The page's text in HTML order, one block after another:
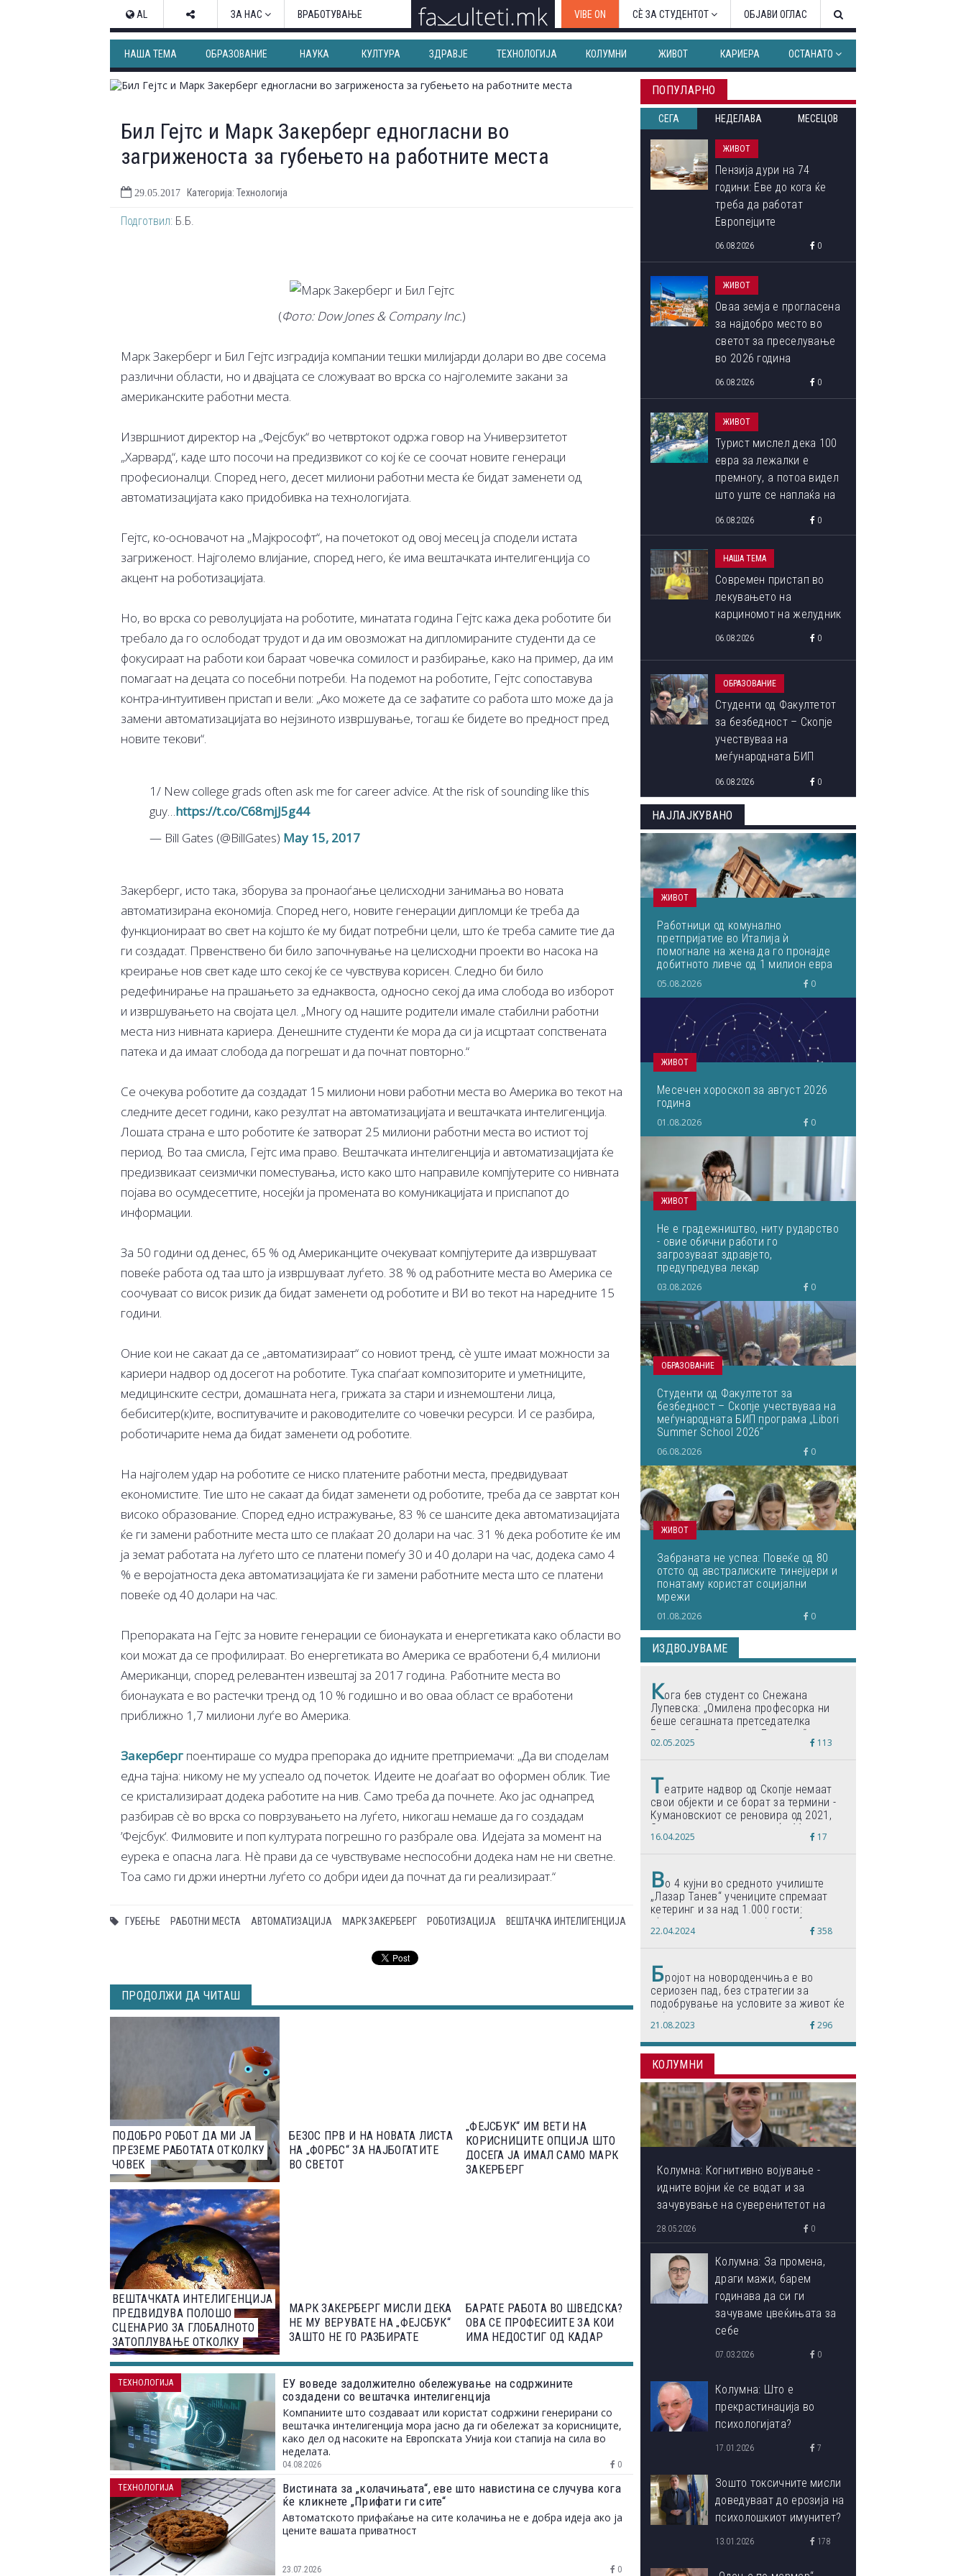
AL ЗА НАС ВРАБОТУВАЊЕ VIBE ON СЀ ЗА СТУДЕНТОТ ОБЈАВИ ОГЛАС
НАША ТЕМА ОБРАЗОВАНИЕ НАУКА КУЛТУРА ЗДРАВЈЕ ТЕХНОЛОГИЈА КОЛУМНИ ЖИВОТ КАРИЕРА ОСТАНАТО
Бил Гејтс и Марк Закерберг едногласни во
загриженоста за губењето на работните места
29.05.2017 Категорија: Технологија
Подготвил: Б.Б.
(Фото: Dow Jones & Company Inc.)
Марк Закерберг и Бил Гејтс изградија компании тешки милијарди долари во две сосема
различни области, но и двајцата се сложуваат во врска со најголемите закани за
американските работни места.
Извршниот директор на „Фејсбук“ во четвртокот одржа говор на Универзитетот
„Харвард“, каде што посочи на предизвикот со кој ќе се соочат новите генераци
професионалци. Според него, десет милиони работни места ќе бидат заменети од
автоматизацијата како придобивка на технологијата.
Гејтс, ко-основачот на „Мајкрософт“, на почетокот од овој месец ја сподели истата
загриженост. Најголемо влијание, според него, ќе има вештачката интелигенција со
акцент на роботизацијата.
Но, во врска со револуцијата на роботите, минатата година Гејтс кажа дека роботите би
требало да го ослободат трудот и да им овозможат на дипломираните студенти да се
фокусираат на работи кои бараат човечка сомилост и разбирање, како на пример, да им
помагаат на децата со посебни потреби. На подемот на роботите, Гејтс сопоставува
контра-интуитивен пристап и вели: „Ако можете да се зафатите со работа што може да ја
замени автоматизацијата во нејзиното извршување, тогаш ќе бидете во предност пред
новите текови“.
1/ New college grads often ask me for career advice. At the risk of sounding like this
guy…https://t.co/C68mjJ5g44
— Bill Gates (@BillGates) May 15, 2017
Закерберг, исто така, зборува за пронаоѓање целисходни занимања во новата
автоматизирана економија. Според него, новите генерации дипломци ќе треба да
функционираат во свет на којшто ќе му бидат потребни цели, што ќе треба самите тие да
ги создадат. Првенствено би било започнување на целисходни проекти во насока на
креирање нов свет каде што секој ќе се чувствува корисен. Следно би било
редефинирање на прашањето за еднаквоста, односно секој да има слобода во изборот
и извршувањето на својата цел. „Многу од нашите родители имале стабилни работни
места низ нивната кариера. Денешните студенти ќе мора да си ја исцртаат сопствената
патека и да имаат слобода да погрешат и да почнат повторно.“
Се очекува роботите да создадат 15 милиони нови работни места во Америка во текот на
следните десет години, како резултат на автоматизацијата и вештачката интелигенција.
Лошата страна е што роботите ќе затворат 25 милиони работни места во истиот тој
период. Во таа смисла, Гејтс има право. Вештачката интелигенција и автоматизацијата ќе
предизвикаат сеизмички поместувања, исто како што направиле компјутерите со нивната
појава во осумдесеттите, носејќи ја промената во комуникацијата и приспапот до
информации.
За 50 години од денес, 65 % од Американците очекуваат компјутерите да извршуваат
повеќе работа од таа што ја извршуваат луѓето. 38 % од работните места во Америка се
соочуваат со висок ризик да бидат заменети од роботите и ВИ во текот на наредните 15
години.
Оние кои не сакаат да се „автоматизираат“ со новиот тренд, сѐ уште имаат можности за
кариери надвор од досегот на роботите. Тука спаѓаат композиторите и уметниците,
медицинските сестри, домашната нега, грижата за стари и изнемоштени лица,
бебиситер(к)ите, воспитувачите и раководителите со човечки ресурси. И се разбира,
роботичарите нема да бидат заменети од роботите.
На најголем удар на роботите се ниско платените работни места, предвидуваат
економистите. Тие што не сакаат да бидат заменети од роботите, треба да се завртат кон
високо образование. Според едно истражување, 83 % се шансите дека автоматизацијата
ќе ги замени работните места што се плаќаат 20 долари на час. 31 % дека роботите ќе им
ја земат работата на луѓето што се платени помеѓу 30 и 40 долари на час, додека само 4
% е веројатноста дека автоматизацијата ќе ги замени работните места што се платени
повеќе од 40 долари на час.
Препораката на Гејтс за новите генерации се бионауката и енергетиката како области во
кои можат да се профилираат. Во енергетиката во Америка се вработени 6,4 милиони
Американци, според релевантен извештај за 2017 година. Работните места во
бионауката е во растечки тренд од 10 % годишно и во оваа област се вработени
приближно 1,7 милиони луѓе во Америка.
Закерберг поентираше со мудра препорака до идните претприемачи: „Да ви споделам
една тајна: никому не му успеало од почеток. Идеите не доаѓаат во оформен облик. Тие
се кристализираат додека работите на нив. Само треба да почнете. Ако јас однапред
разбирав сѐ во врска со поврзувањето на луѓето, никогаш немаше да го создадам
’Фејсбук‘. Филмовите и поп културата погрешно го разбрале ова. Идејата за момент на
еурека е опасна лага. Нѐ прави да се чувствуваме неспособни додека нам не ни светне.
Тоа само ги држи инертни луѓето со добри идеи да почнат да ги реализираат.“
ГУБЕЊЕ РАБОТНИ МЕСТА АВТОМАТИЗАЦИЈА МАРК ЗАКЕРБЕРГ РОБОТИЗАЦИЈА ВЕШТАЧКА ИНТЕЛИГЕНЦИЈА
ПРОДОЛЖИ ДА ЧИТАШ
ПОДОБРО РОБОТ ДА МИ ЈА
ПРЕЗЕМЕ РАБОТАТА ОТКОЛКУ
ЧОВЕК
БЕЗОС ПРВ И НА НОВАТА ЛИСТА
НА „ФОРБС“ ЗА НАЈБОГАТИТЕ
ВО СВЕТОТ
„ФЕЈСБУК“ ИМ ВЕТИ НА
КОРИСНИЦИТЕ ОПЦИЈА ШТО
ДОСЕГА ЈА ИМАЛ САМО МАРК
ЗАКЕРБЕРГ
ВЕШТАЧКАТА ИНТЕЛИГЕНЦИЈА
ПРЕДВИДУВА ПОЛОШО
СЦЕНАРИО ЗА ГЛОБАЛНОТО
ЗАТОПЛУВАЊЕ ОТКОЛКУ
ЛУЃЕТО
МАРК ЗАКЕРБЕРГ МИСЛИ ДЕКА
НЕ МУ ВЕРУВАТЕ НА „ФЕЈСБУК“
ЗАШТО НЕ ГО РАЗБИРАТЕ
БАРАТЕ РАБОТА ВО ШВЕДСКА?
ОВА СЕ ПРОФЕСИИТЕ ЗА КОИ
ИМА НЕДОСТИГ ОД КАДАР
ЕУ воведе задолжително обележување на содржините
создадени со вештачка интелигенција
Компаниите што создаваат или користат содржини генерирани со
вештачка интелигенција мора јасно да ги обележат за корисниците,
како дел од насоките на Европската Унија кои стапија на сила во
неделата.
04.08.2026 0
ТЕХНОЛОГИЈА
Вистината за „колачињата“, еве што навистина се случува кога
ќе кликнете „Прифати ги сите“
Автоматското прифаќање на сите колачиња не е добра идеја ако ја
цените вашата приватност
23.07.2026 0
ТЕХНОЛОГИЈА
ПОПУЛАРНО
СЕГА НЕДЕЛАВА МЕСЕЦОВ
ЖИВОТ
Пензија дури на 74
години: Еве до кога ќе
треба да работат
Европејците
06.08.2026 0
ЖИВОТ
Оваа земја е прогласена
за најдобро место во
светот за преселување
во 2026 година
06.08.2026 0
ЖИВОТ
Турист мислел дека 100
евра за лежалки е
премногу, а потоа видел
што уште се наплаќа на
06.08.2026 0
НАША ТЕМА
Современ пристап во
лекувањето на
карциномот на желудник
06.08.2026 0
ОБРАЗОВАНИЕ
Студенти од Факултетот
за безбедност – Скопје
учествуваа на
меѓународната БИП
06.08.2026 0
НАЈЛАЈКУВАНО
ЖИВОТ
Работници од комунално
претпријатие во Италија ѝ
помогнале на жена да го пронајде
добитното ливче од 1 милион евра
кое завршило на депонија
05.08.2026 0
ЖИВОТ
Месечен хороскоп за август 2026
година
01.08.2026 0
ЖИВОТ
Не е градежништво, ниту рударство
- овие обични работи го
загрозуваат здравјето,
предупредува лекар
03.08.2026 0
ОБРАЗОВАНИЕ
Студенти од Факултетот за
безбедност – Скопје учествуваа на
меѓународната БИП програма „Libori
Summer School 2026“
06.08.2026 0
ЖИВОТ
Забраната не успеа: Повеќе од 80
отсто од австралиските тинејџери и
понатаму користат социјални
мрежи
01.08.2026 0
ИЗДВОЈУВАМЕ
Кога бев студент со Снежана
Лупевска: „Омилена професорка ни
беше сегашната претседателка
Гордана Сиљановска-Давкова“
02.05.2025 113
Театрите надвор од Скопје немаат
свои објекти и се борат за термини -
Кумановскиот се реновира од 2021,
Струмичкиот се гради веќе 11 години
16.04.2025 17
Во 4 кујни во средното училиште
„Лазар Танев“ учениците спремаат
кетеринг и за над 1.000 гости:
„Формиравме компанија и работиме
по светски стандарди“
22.04.2024 358
Бројот на новороденчиња е во
сериозен пад, без стратегии за
подобрување на условите за живот ќе
дојде до затворање на училишта,
предупредуваат експертите
21.08.2023 296
КОЛУМНИ
Колумна: Когнитивно војување -
идните војни ќе се водат и за
зачувување на суверенитетот на
сопствениот ум
28.05.2026 0
Колумна: За промена,
драги мажи, барем
годинава да си ги
зачуваме цвеќињата за
себе
07.03.2026 0
Колумна: Што е
прекрастинација во
психологијата?
17.01.2026 7
Зошто токсичните мисли
доведуваат до ерозија на
психолошкиот имунитет?
13.01.2026 178